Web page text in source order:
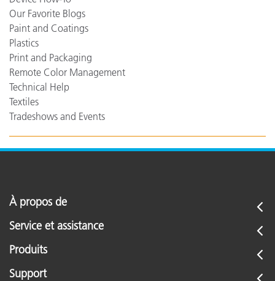
Our Favorite Blogs
Paint and Coatings
Plastics
Print and Packaging
Remote Color Management
Technical Help
Textiles
Tradeshows and Events
À propos de
Service et assistance
Produits
Support